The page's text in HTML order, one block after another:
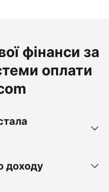
фінанси за
оплати
доходу